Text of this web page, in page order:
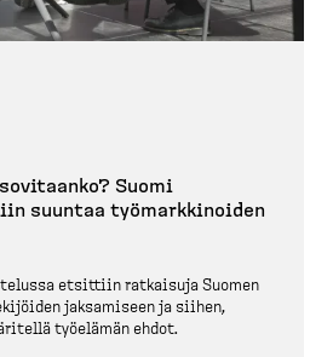
Suomi
suuntaa työmark­ki­noiden
etsittiin ratkaisuja Suomen
jaksamiseen ja siihen,
työelämän ehdot.